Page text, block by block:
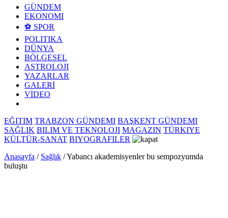
GÜNDEM
EKONOMI
⚽ SPOR
POLITIKA
DÜNYA
BÖLGESEL
ASTROLOJI
YAZARLAR
GALERİ
VİDEO
EĞITIM TRABZON GÜNDEMI BAŞKENT GÜNDEMI
SAĞLIK BILIM VE TEKNOLOJI MAGAZIN TÜRKIYE
KÜLTÜR-SANAT BIYOGRAFILER
Anasayfa / Sağlık /Yabancı akademisyenler bu sempozyumda
buluştu